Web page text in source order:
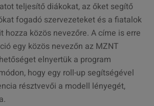
teljesítő diákokat, az őket segítő
fogadó szervezeteket és a fiatalok
hozza közös nevezőre. A címe is erre
egy közös nevezőn az MZNT
elnyertük a program
hogy egy roll-up segítségével
résztvevői a modell lényegét,